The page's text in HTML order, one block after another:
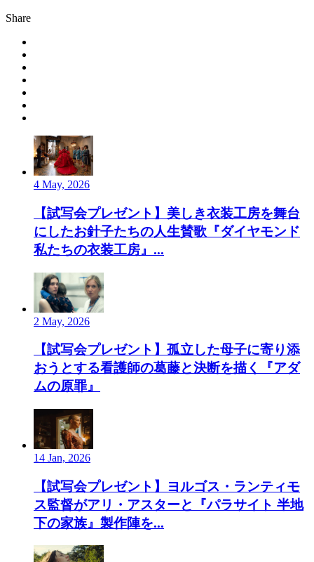
Share
4 May, 2026
【試写会プレゼント】美しき衣装工房を舞台
にしたお針子たちの人生賛歌『ダイヤモンド
私たちの衣装工房』...
2 May, 2026
【試写会プレゼント】孤立した母子に寄り添
おうとする看護師の葛藤と決断を描く『アダ
ムの原罪』
14 Jan, 2026
【試写会プレゼント】ヨルゴス・ランティモ
ス監督がアリ・アスターと『パラサイト 半地
下の家族』製作陣を...